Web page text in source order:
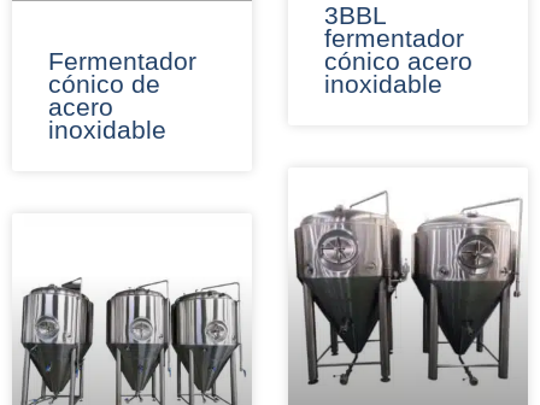
Fermentador
cónico de
acero
inoxidable
3BBL
fermentador
cónico acero
inoxidable